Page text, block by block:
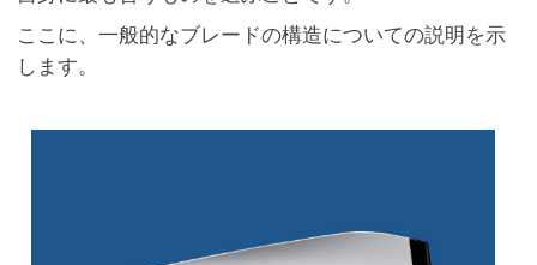
ここに、一般的なブレードの構造についての説明を示
します。